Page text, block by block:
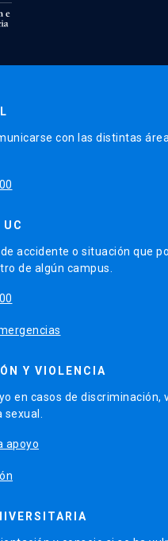
con las distintas
UC
accidente o situación que
de algún campus.
Y VIOLENCIA
en casos de discriminación,
sexual.
apoyo